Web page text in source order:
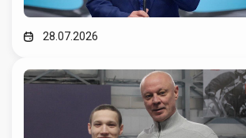
28.07.2026